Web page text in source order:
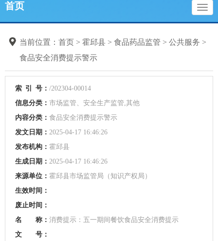
首页
当前位置： 首页 > 霍邱县 > 食品药品监管 > 公共服务 >
食品安全消费提示警示
索 引 号： /202304-00014
信息分类： 市场监管、安全生产监管,其他
内容分类： 食品安全消费提示警示
发文日期： 2025-04-17 16:46:26
发布机构： 霍邱县
生成日期： 2025-04-17 16:46:26
来源单位： 霍邱县市场监管局（知识产权局）
生效时间：
废止时间：
名 称： 消费提示：五一期间餐饮食品安全消费提示
文 号：